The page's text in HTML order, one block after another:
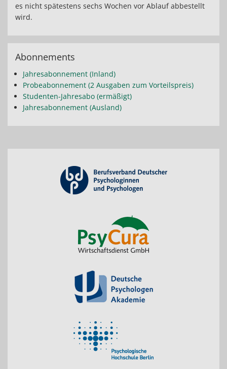
es nicht spätestens sechs Wochen vor Ablauf abbestellt
wird.
Abonnements
Jahresabonnement (Inland)
Probeabonnement (2 Ausgaben zum Vorteilspreis)
Studenten-Jahresabo (ermäßigt)
Jahresabonnement (Ausland)